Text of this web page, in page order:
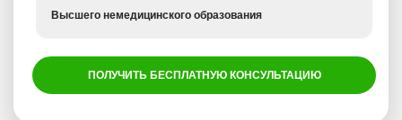
Высшего немедицинского образования
ПОЛУЧИТЬ БЕСПЛАТНУЮ КОНСУЛЬТАЦИЮ